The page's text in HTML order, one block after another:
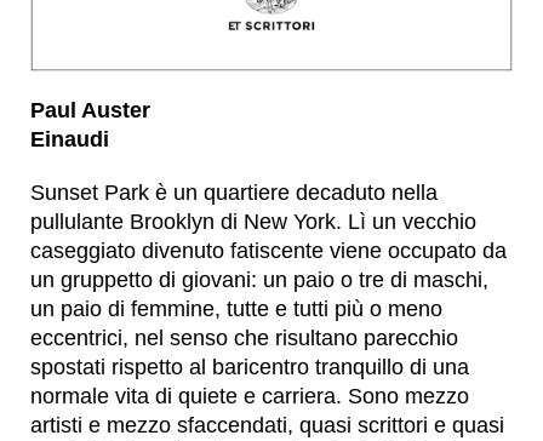
Paul Auster
Einaudi
Sunset Park è un quartiere decaduto nella
pullulante Brooklyn di New York. Lì un vecchio
caseggiato divenuto fatiscente viene occupato da
un gruppetto di giovani: un paio o tre di maschi,
un paio di femmine, tutte e tutti più o meno
eccentrici, nel senso che risultano parecchio
spostati rispetto al baricentro tranquillo di una
normale vita di quiete e carriera. Sono mezzo
artisti e mezzo sfaccendati, quasi scrittori e quasi